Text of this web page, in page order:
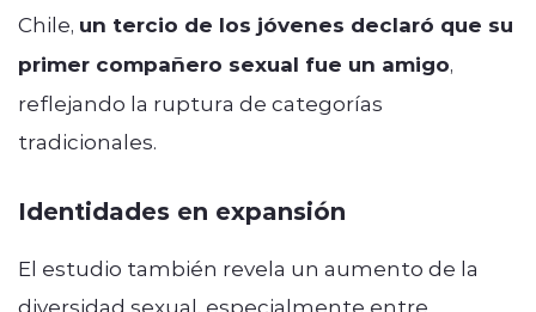
Chile, un tercio de los jóvenes declaró que su
primer compañero sexual fue un amigo,
reflejando la ruptura de categorías
tradicionales.
Identidades en expansión
El estudio también revela un aumento de la
diversidad sexual, especialmente entre